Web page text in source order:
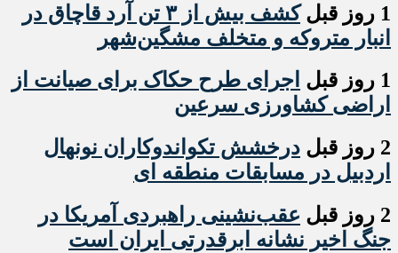
1 روز قبل
کشف بیش از ۳ تن آرد قاچاق در
انبار متروکه و متخلف مشگین‌شهر
1 روز قبل
اجرای طرح حکاک برای صیانت از
اراضی کشاورزی سرعین
2 روز قبل
درخشش تکواندوکاران نونهال
اردبیل در مسابقات منطقه ای
2 روز قبل
عقب‌نشینی راهبردی آمریکا در
جنگ اخیر نشانه ابرقدرتی ایران است